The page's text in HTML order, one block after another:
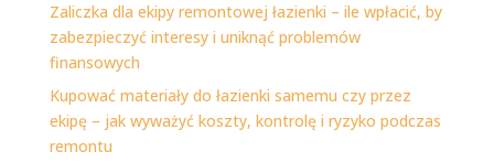
Zaliczka dla ekipy remontowej łazienki – ile wpłacić, by
zabezpieczyć interesy i uniknąć problemów
finansowych
Kupować materiały do łazienki samemu czy przez
ekipę – jak wyważyć koszty, kontrolę i ryzyko podczas
remontu